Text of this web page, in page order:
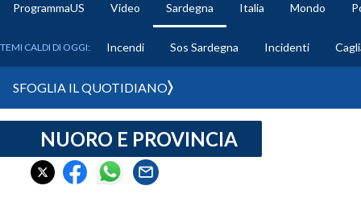
CRONACA SARDEGNA
CAGLIARI
ProgrammaUS Video Sardegna Italia Mondo
TEMI CALDI DI OGGI: Incendi Sos Sardegna Incidenti
SFOGLIA IL QUOTIDIANO
NUORO E PROVINCIA